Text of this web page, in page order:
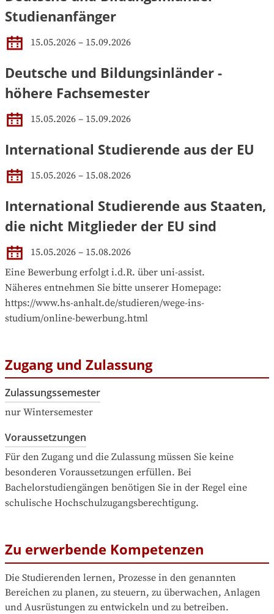
Studienanfänger
15.05.2026 – 15.09.2026
Deutsche und Bildungsinländer -
höhere Fachsemester
15.05.2026 – 15.09.2026
International Studierende aus der EU
15.05.2026 – 15.08.2026
International Studierende aus Staaten,
die nicht Mitglieder der EU sind
15.05.2026 – 15.08.2026
Eine Bewerbung erfolgt i.d.R. über uni-assist.
Näheres entnehmen Sie bitte unserer Homepage:
https://www.hs-anhalt.de/studieren/wege-ins-
studium/online-bewerbung.html
Zugang und Zulassung
Zulassungssemester
nur Wintersemester
Voraussetzungen
Für den Zugang und die Zulassung müssen Sie keine
besonderen Voraussetzungen erfüllen. Bei
Bachelorstudiengängen benötigen Sie in der Regel eine
schulische Hochschulzugangsberechtigung.
Zu erwerbende Kompetenzen
Die Studierenden lernen, Prozesse in den genannten
Bereichen zu planen, zu steuern, zu überwachen, Anlagen
und Ausrüstungen zu entwickeln und zu betreiben.